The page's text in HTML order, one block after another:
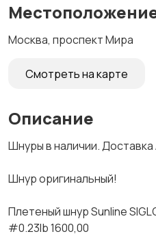
Москва, проспект Мира
Смотреть на карте
Описание
Шнуpы в наличии. Дocтaвка
Шнур оригинaльный!
Плетeный шнур Sunline
#0.23lb 1600,00